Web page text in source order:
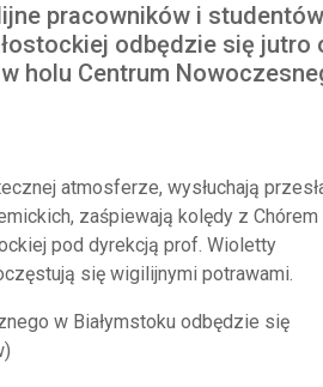
pracowników i studentów
odbędzie się jutro
holu Centrum
atmosferze, wysłuchają
zaśpiewają kolędy z Chórem
pod dyrekcją prof. Wioletty
się wigilijnymi potrawami.
w Białymstoku odbędzie się